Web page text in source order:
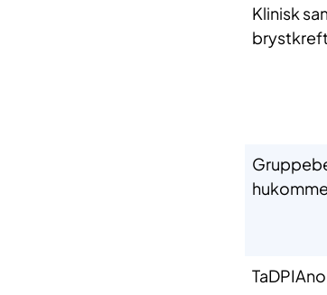
Klinisk
TaDPIAno